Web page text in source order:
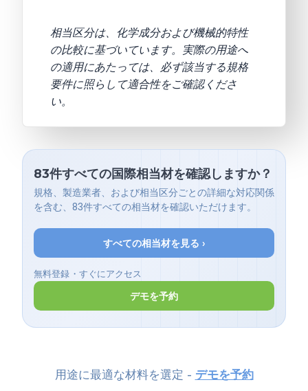
相当区分は、化学成分および機械的特性
の比較に基づいています。実際の用途へ
の適用にあたっては、必ず該当する規格
要件に照らして適合性をご確認くださ
い。
83件すべての国際相当材を確認しますか？
規格、製造業者、および相当区分ごとの詳細な対応関係
を含む、83件すべての相当材を確認いただけます。
すべての相当材を見る ›
無料登録・すぐにアクセス
デモを予約
用途に最適な材料を選定 - デモを予約